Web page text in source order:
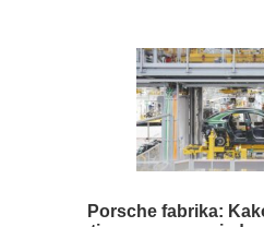
Porsche fabrika: